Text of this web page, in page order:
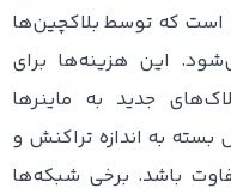
که توسط بلاکچین‌ها
این هزینه‌ها برای
جدید به ماینرها
بسته به اندازه تراکنش و
باشد. برخی شبکه‌ها